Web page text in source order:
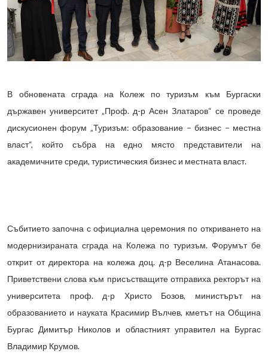
В обновената сграда на Колеж по туризъм към Бургаски
държавен университет „Проф. д-р Асен Златаров“ се проведе
дискусионен форум „Туризъм: образование – бизнес – местна
власт“, който събра на едно място представители на
академичните среди, туристическия бизнес и местната власт.
Събитието започна с официална церемония по откриването на
модернизираната сграда на Колежа по туризъм. Форумът бе
открит от директора на колежа доц. д-р Веселина Атанасова.
Приветствени слова към присъстващите отправиха ректорът на
университета проф. д-р Христо Бозов, министърът на
образованието и науката Красимир Вълчев, кметът на Община
Бургас Димитър Николов и областният управител на Бургас
Владимир Крумов.